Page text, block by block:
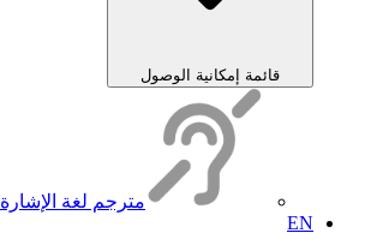
قائمة إمكانية الوصول
مترجم لغة الإشارة
EN